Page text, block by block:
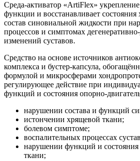
Среда-активатор «ArtiFlex»
функции и восстанавливает
состав синовиальной жидкости при
процессов и симптомах
изменений суставов.
Средство на основе источников
комплекса и бустер-капсула,
формулой и микросферами
регулирующее действие при
функций и состояния опорно-
нарушении состава и функций
истончении хрящевой ткани;
болевом симптоме;
воспалительных процессах
нарушении функций и состояния
ткани;